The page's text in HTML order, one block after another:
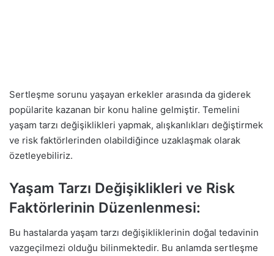
Sertleşme sorunu yaşayan erkekler arasında da giderek
popülarite kazanan bir konu haline gelmiştir. Temelini
yaşam tarzı değişiklikleri yapmak, alışkanlıkları değiştirmek
ve risk faktörlerinden olabildiğince uzaklaşmak olarak
özetleyebiliriz.
Yaşam Tarzı Değişiklikleri ve Risk
Faktörlerinin Düzenlenmesi:
Bu hastalarda yaşam tarzı değişikliklerinin doğal tedavinin
vazgeçilmezi olduğu bilinmektedir. Bu anlamda sertleşme